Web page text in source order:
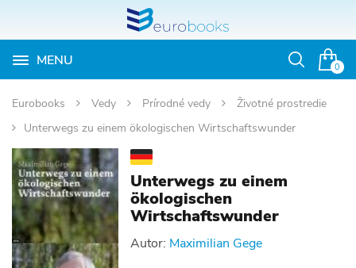
0
MENU
Otvoriť
Eurobooks Vedy Prírodné vedy
Životné prostredie
Unterwegs zu einem ökologischen Wirtschaftswunder
Unterwegs zu einem
ökologischen
Wirtschaftswunder
Autor: Maximilian Gege